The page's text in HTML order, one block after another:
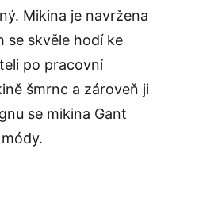
Mikina je navržena
se skvěle hodí ke
po pracovní
šmrnc a zároveň ji
se mikina Gant